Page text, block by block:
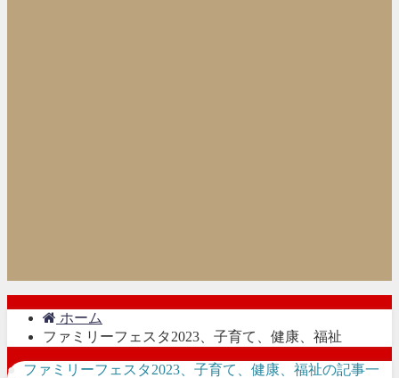
ホーム
ファミリーフェスタ2023、子育て、健康、福祉
ファミリーフェスタ2023、子育て、健康、福祉の記事一